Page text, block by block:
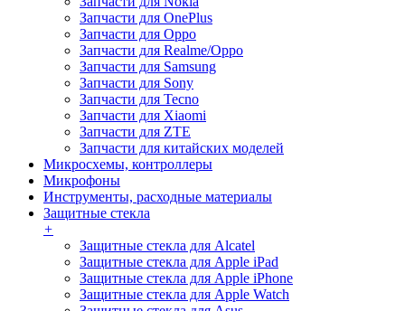
Запчасти для OnePlus
Запчасти для Oppo
Запчасти для Realme/Oppo
Запчасти для Samsung
Запчасти для Sony
Запчасти для Tecno
Запчасти для Xiaomi
Запчасти для ZTE
Запчасти для китайских моделей
Микросхемы, контроллеры
Микрофоны
Инструменты, расходные материалы
Защитные стекла
+
Защитные стекла для Alcatel
Защитные стекла для Apple iPad
Защитные стекла для Apple iPhone
Защитные стекла для Apple Watch